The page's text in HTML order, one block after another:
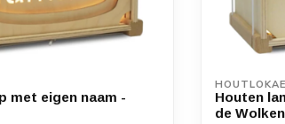
met eigen naam -
Houten
de Wolken